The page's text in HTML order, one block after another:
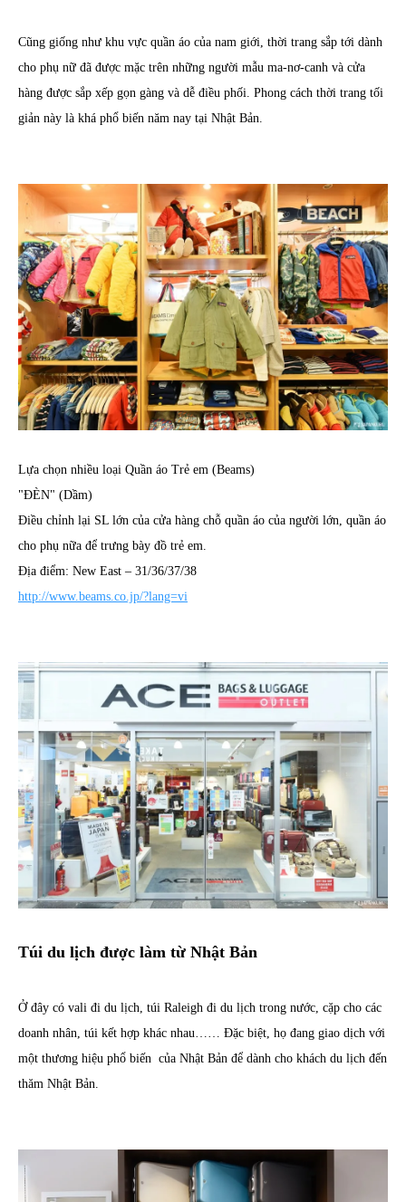
Cũng giống như khu vực quần áo của nam giới, thời trang sắp tới dành
cho phụ nữ đã được mặc trên những người mẫu ma-nơ-canh và cửa
hàng được sắp xếp gọn gàng và dễ điều phối. Phong cách thời trang tối
giản này là khá phổ biến năm nay tại Nhật Bản.
Lựa chọn nhiều loại Quần áo Trẻ em (Beams)
"ĐÈN" (Dầm)
Điều chỉnh lại SL lớn của cửa hàng chỗ quần áo của người lớn, quần áo
cho phụ nữa để trưng bày đồ trẻ em.
Địa điểm: New East – 31/36/37/38
http://www.beams.co.jp/?lang=vi
Túi du lịch được làm từ Nhật Bản
Ở đây có vali đi du lịch, túi Raleigh đi du lịch trong nước, cặp cho các
doanh nhân, túi kết hợp khác nhau…… Đặc biệt, họ đang giao dịch với
một thương hiệu phổ biến của Nhật Bản để dành cho khách du lịch đến
thăm Nhật Bản.